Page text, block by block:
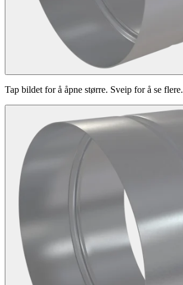
Tap bildet for å åpne større. Sveip for å se flere.